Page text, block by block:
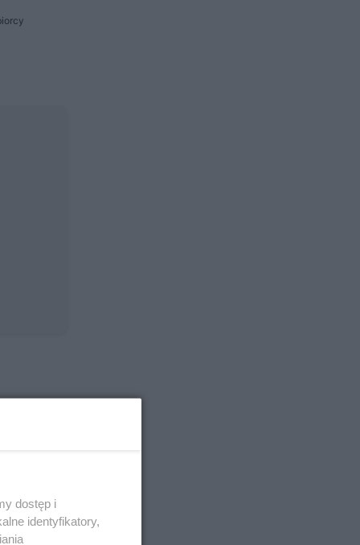
dostęp i
identyfikatory,